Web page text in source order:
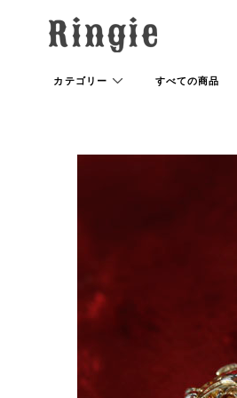
カテゴリー すべての商品